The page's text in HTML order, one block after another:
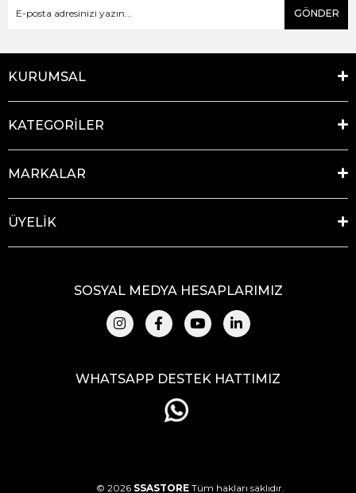
GÖNDER
KURUMSAL
KATEGORİLER
MARKALAR
ÜYELİK
SOSYAL MEDYA HESAPLARIMIZ
WHATSAPP DESTEK HATTIMIZ
© 2026 SSASTORE Tüm hakları saklıdır.